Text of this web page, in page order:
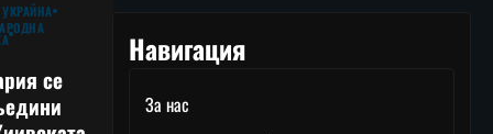
се
Навигация
За нас